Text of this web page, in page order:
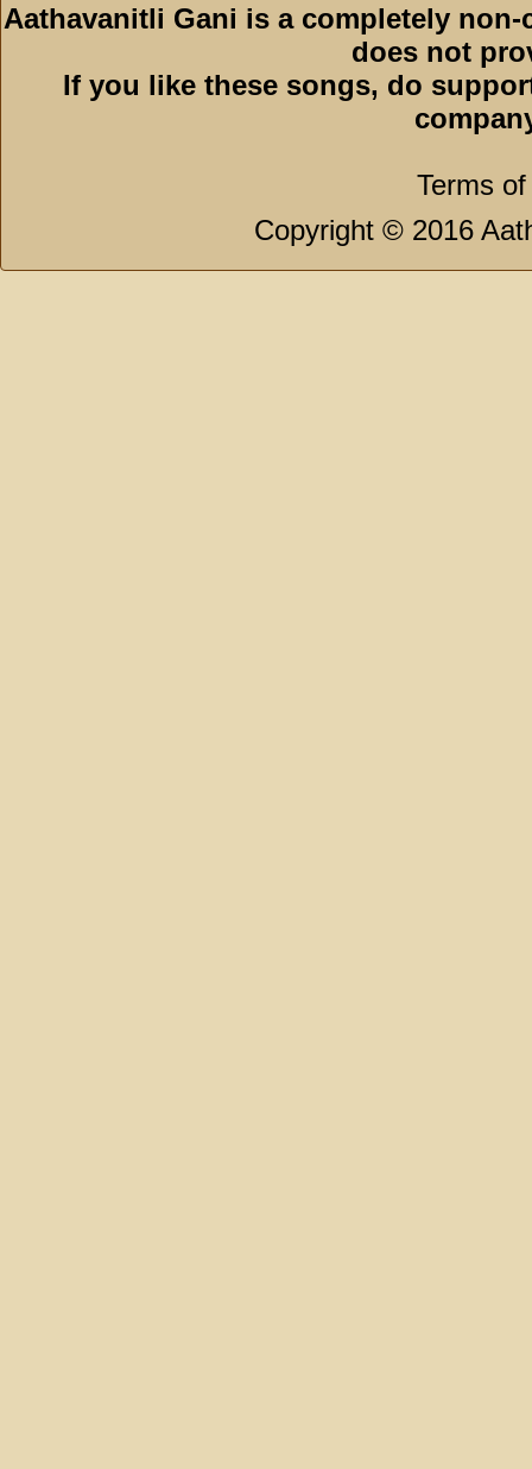
Aathavanitli Gani is a completely
does not
If you like these songs, do
Terms
Copyright © 2016